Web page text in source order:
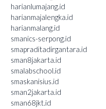
harianlumajang.id
harianmajalengka.id
harianmalang.id
smanics-serpong.id
smapraditadirgantara.id
sman8jakarta.id
smalabschool.id
smaskanisius.id
sman2jakarta.id
sman68jkt.id